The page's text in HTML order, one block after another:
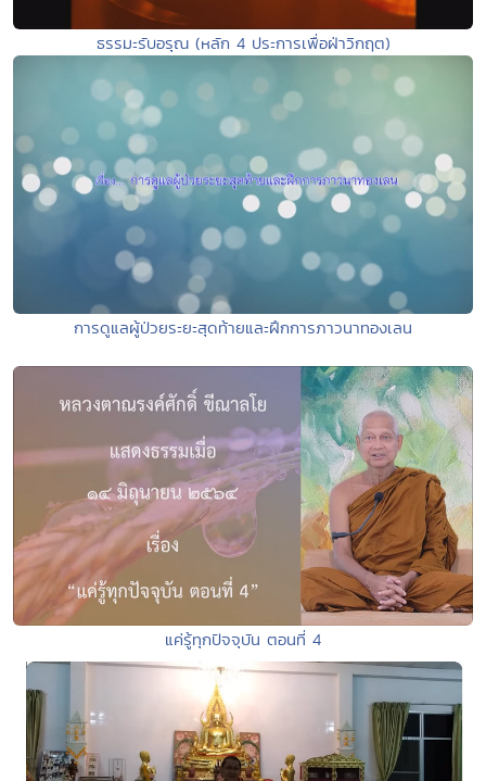
ธรรมะรับอรุณ (หลัก 4 ประการเพื่อฝ่าวิกฤต)
การดูแลผู้ป่วยระยะสุดท้ายและฝึกการภาวนาทองเลน
แค่รู้ทุกปัจจุบัน ตอนที่ 4